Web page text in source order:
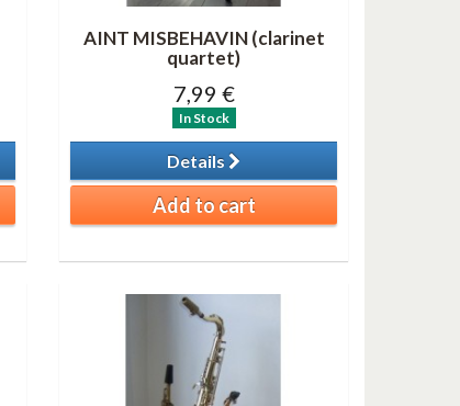
AINT MISBEHAVIN (clarinet
quartet)
7,99 €
In Stock
Details
Add to cart